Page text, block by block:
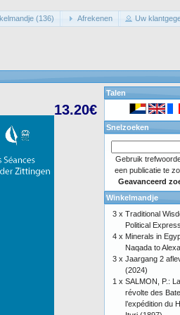
(136) Afrekenen Uw
13.20€
Talen
Snelzoeken
Gebruik
een publicatie te
Geavanceerd
Winkelmandje
3 x Traditional
Political
4 x Minerals in
Naqada to
3 x Jaargang 2
(2024)
1 x SALMON, P.: La
révolte des
l’expédition du